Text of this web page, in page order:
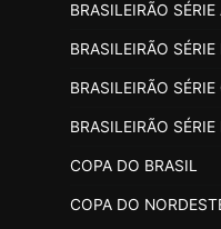
BRASILEIRÃO SÉRIE
BRASILEIRÃO SÉRIE
BRASILEIRÃO SÉRIE
BRASILEIRÃO SÉRIE
COPA DO BRASIL
COPA DO